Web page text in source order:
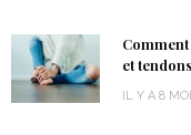
et
IL Y A 8